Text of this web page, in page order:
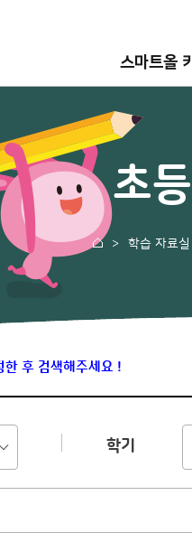
스마트올
초
학습 자료실
후 검색해주세요 !
학기